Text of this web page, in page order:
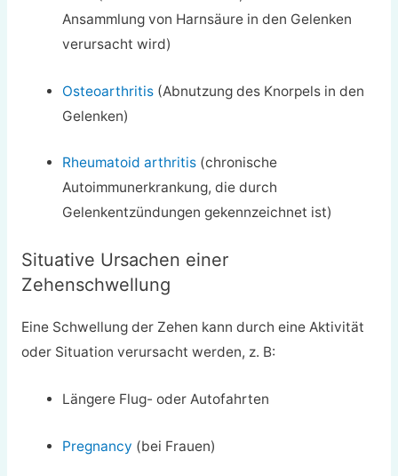
Ansammlung von Harnsäure in den Gelenken
verursacht wird)
Osteoarthritis (Abnutzung des Knorpels in den
Gelenken)
Rheumatoid arthritis (chronische
Autoimmunerkrankung, die durch
Gelenkentzündungen gekennzeichnet ist)
Situative Ursachen einer
Zehenschwellung
Eine Schwellung der Zehen kann durch eine Aktivität
oder Situation verursacht werden, z. B:
Längere Flug- oder Autofahrten
Pregnancy (bei Frauen)